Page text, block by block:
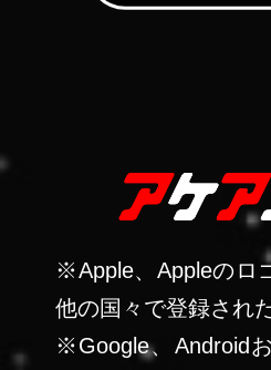
※Apple、Appleのロ
他の国々で登録され
※Google、Android